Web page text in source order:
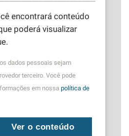
encontrará conteúdo
poderá visualizar
dados pessoais sejam
terceiro. Você pode
em nossa política de
Ver o conteúdo